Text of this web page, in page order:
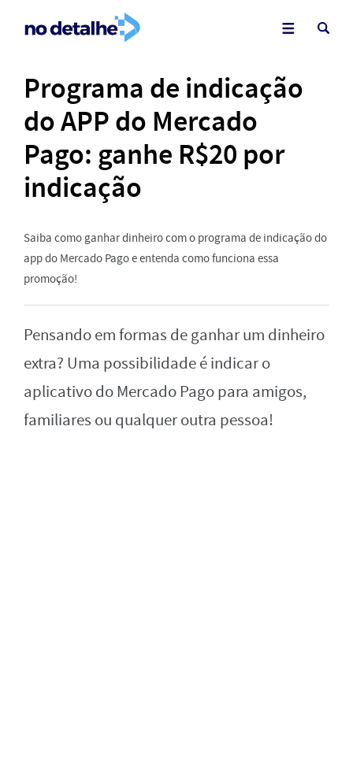
Programa de indicação
do APP do Mercado
Pago: ganhe R$20 por
indicação
Saiba como ganhar dinheiro com o programa de indicação do
app do Mercado Pago e entenda como funciona essa
promoção!
Pensando em formas de ganhar um dinheiro
extra? Uma possibilidade é indicar o
aplicativo do Mercado Pago para amigos,
familiares ou qualquer outra pessoa!